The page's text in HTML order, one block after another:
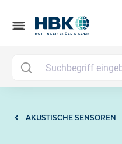
menu
AKUSTISCHE SENSOREN